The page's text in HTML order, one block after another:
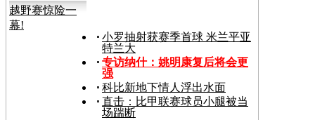
越野赛惊险一
幕!
小罗抽射获赛季首球 米兰平亚
特兰大
专访纳什：姚明康复后将会更
强
科比新地下情人浮出水面
直击：比甲联赛球员小腿被当
场踹断